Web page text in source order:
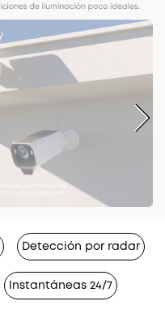
Detección por radar
Instantáneas 24/7